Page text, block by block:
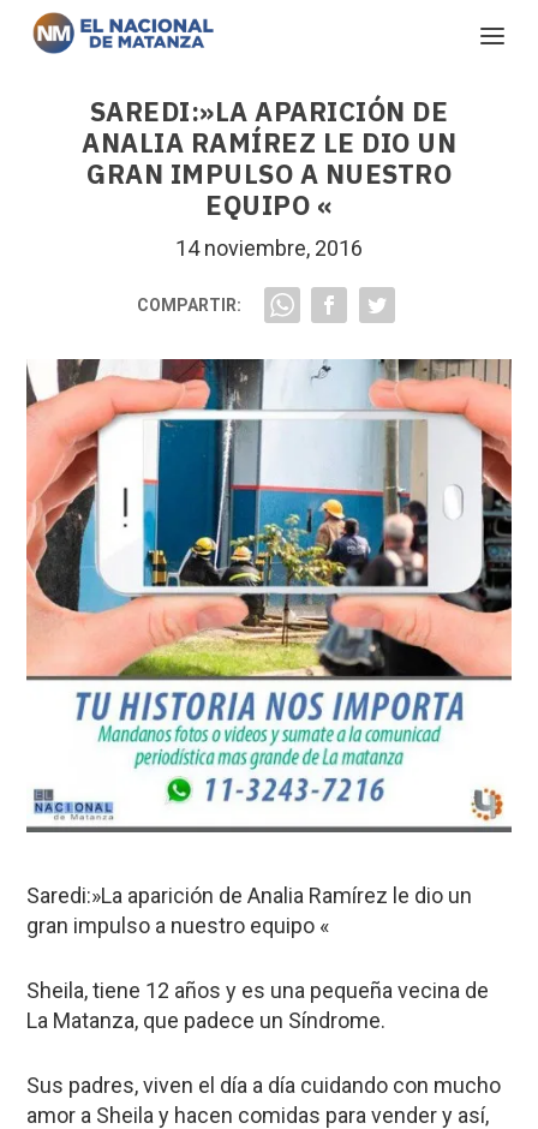
SAREDI:»LA APARICIÓN DE
ANALIA RAMÍREZ LE DIO UN
GRAN IMPULSO A NUESTRO
EQUIPO «
14 noviembre, 2016
COMPARTIR:
Saredi:»La aparición de Analia Ramírez le dio un
gran impulso a nuestro equipo «
Sheila, tiene 12 años y es una pequeña vecina de
La Matanza, que padece un Síndrome.
Sus padres, viven el día a día cuidando con mucho
amor a Sheila y hacen comidas para vender y así,